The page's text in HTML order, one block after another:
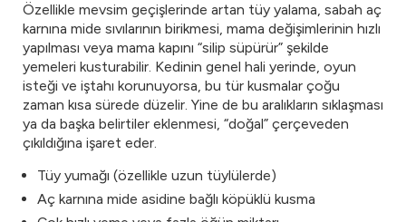
Özellikle mevsim geçişlerinde artan tüy yalama, sabah aç
karnına mide sıvılarının birikmesi, mama değişimlerinin hızlı
yapılması veya mama kapını “silip süpürür” şekilde
yemeleri kusturabilir. Kedinin genel hali yerinde, oyun
isteği ve iştahı korunuyorsa, bu tür kusmalar çoğu
zaman kısa sürede düzelir. Yine de bu aralıkların sıklaşması
ya da başka belirtiler eklenmesi, “doğal” çerçeveden
çıkıldığına işaret eder.
Tüy yumağı (özellikle uzun tüylülerde)
Aç karnına mide asidine bağlı köpüklü kusma